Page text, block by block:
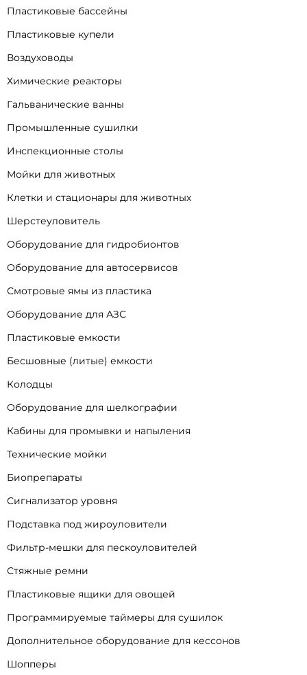
Пластиковые бассейны
Пластиковые купели
Воздуховоды
Химические реакторы
Гальванические ванны
Промышленные сушилки
Инспекционные столы
Мойки для животных
Клетки и стационары для животных
Шерстеуловитель
Оборудование для гидробионтов
Оборудование для автосервисов
Смотровые ямы из пластика
Оборудование для АЗС
Пластиковые емкости
Бесшовные (литые) емкости
Колодцы
Оборудование для шелкографии
Кабины для промывки и напыления
Технические мойки
Биопрепараты
Сигнализатор уровня
Подставка под жироуловители
Фильтр-мешки для пескоуловителей
Стяжные ремни
Пластиковые ящики для овощей
Программируемые таймеры для сушилок
Дополнительное оборудование для кессонов
Шопперы